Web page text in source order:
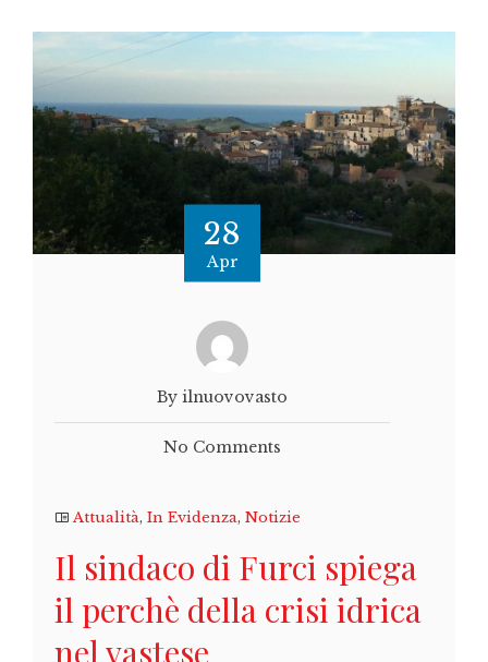
28
Apr
By ilnuovovasto
No Comments
Attualità, In Evidenza, Notizie
Il sindaco di Furci spiega
il perchè della crisi idrica
nel vastese